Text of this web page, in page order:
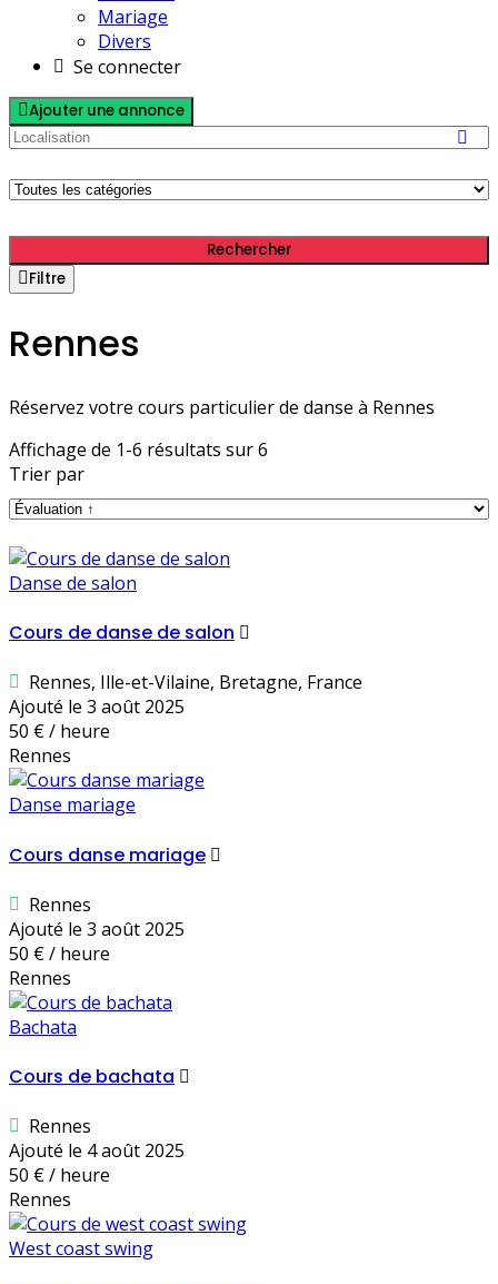
Mariage
Divers
Se connecter
Ajouter une annonce
Rechercher
Filtre
Rennes
Réservez votre cours particulier de danse à Rennes
Affichage de 1-6 résultats sur 6
Trier par
Danse de salon
Cours de danse de salon
Rennes, Ille-et-Vilaine, Bretagne, France
Ajouté le 3 août 2025
50 € / heure
Rennes
Danse mariage
Cours danse mariage
Rennes
Ajouté le 3 août 2025
50 € / heure
Rennes
Bachata
Cours de bachata
Rennes
Ajouté le 4 août 2025
50 € / heure
Rennes
West coast swing